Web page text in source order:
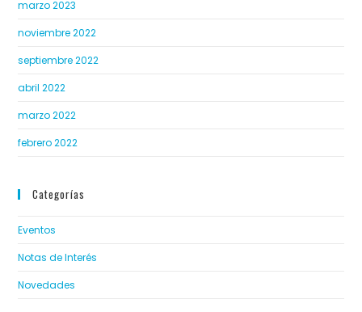
marzo 2023
noviembre 2022
septiembre 2022
abril 2022
marzo 2022
febrero 2022
Categorías
Eventos
Notas de Interés
Novedades